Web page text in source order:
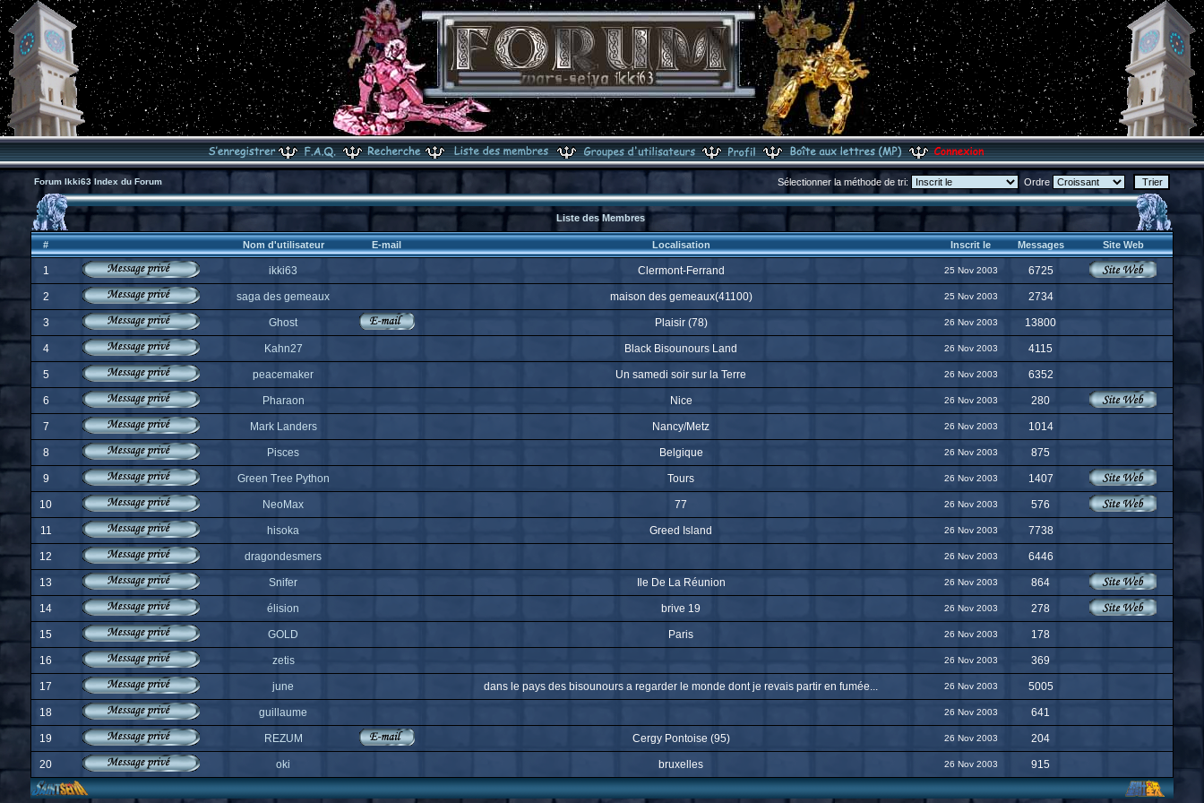
Forum Ikki63 Index du Forum Sélectionner la méthode de tri: Ordre
Liste des Membres
# Nom d'utilisateur E-mail Localisation Inscrit le Messages Site Web
1 ikki63 Clermont-Ferrand 25 Nov 2003 6725
2 saga des gemeaux maison des gemeaux(41100) 25 Nov 2003 2734
3 Ghost Plaisir (78) 26 Nov 2003 13800
4 Kahn27 Black Bisounours Land 26 Nov 2003 4115
5 peacemaker Un samedi soir sur la Terre 26 Nov 2003 6352
6 Pharaon Nice 26 Nov 2003 280
7 Mark Landers Nancy/Metz 26 Nov 2003 1014
8 Pisces Belgique 26 Nov 2003 875
9 Green Tree Python Tours 26 Nov 2003 1407
10 NeoMax 77 26 Nov 2003 576
11 hisoka Greed Island 26 Nov 2003 7738
12 dragondesmers 26 Nov 2003 6446
13 Snifer Ile De La Réunion 26 Nov 2003 864
14 élision brive 19 26 Nov 2003 278
15 GOLD Paris 26 Nov 2003 178
16 zetis 26 Nov 2003 369
17 june dans le pays des bisounours a regarder le monde dont je revais partir en fumée... 26 Nov 2003 5005
18 guillaume 26 Nov 2003 641
19 REZUM Cergy Pontoise (95) 26 Nov 2003 204
20 oki bruxelles 26 Nov 2003 915